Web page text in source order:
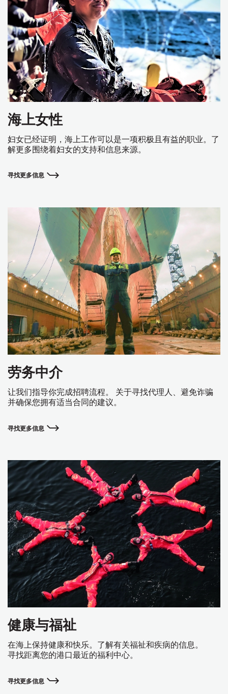
海上女性
妇女已经证明，海上工作可以是一项积极且有益的职业。了
解更多围绕着妇女的支持和信息来源。
寻找更多信息
劳务中介
让我们指导你完成招聘流程。 关于寻找代理人、避免诈骗
并确保您拥有适当合同的建议。
寻找更多信息
健康与福祉
在海上保持健康和快乐。了解有关福祉和疾病的信息。
寻找距离您的港口最近的福利中心。
寻找更多信息